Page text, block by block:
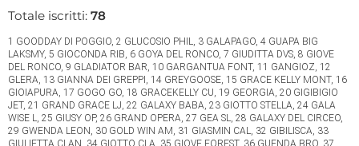
Totale iscritti: 78
1 GOODDAY DI POGGIO, 2 GLUCOSIO PHIL, 3 GALAPAGO, 4 GUAPA BIG
LAKSMY, 5 GIOCONDA RIB, 6 GOYA DEL RONCO, 7 GIUDITTA DVS, 8 GIOVE
DEL RONCO, 9 GLADIATOR BAR, 10 GARGANTUA FONT, 11 GANGIOZ, 12
GLERA, 13 GIANNA DEI GREPPI, 14 GREYGOOSE, 15 GRACE KELLY MONT, 16
GIOIAPURA, 17 GOGO GO, 18 GRACEKELLY CU, 19 GEORGIA, 20 GIGIBIGIO
JET, 21 GRAND GRACE LJ, 22 GALAXY BABA, 23 GIOTTO STELLA, 24 GALA
WISE L, 25 GIUSY OP, 26 GRAND OPERA, 27 GEA SL, 28 GALAXY DEL CIRCEO,
29 GWENDA LEON, 30 GOLD WIN AM, 31 GIASMIN CAL, 32 GIBILISCA, 33
GIULIETTA CLAN, 34 GIOTTO CLA, 35 GIOVE FOREST, 36 GUENDA BRO, 37